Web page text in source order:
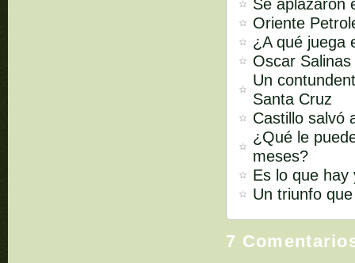
Se aplazaron
Oriente
¿A qué juega
Oscar
Un
Santa Cruz
Castillo salvó
¿Qué le
meses?
Es lo que hay
Un triunfo
7